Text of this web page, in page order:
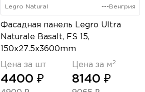
Legro Natural --- Венгрия
Фасадная панель Legro Ultra
Naturale Basalt, FS 15,
150х27.5х3600mm
Цена за шт
4400 ₽
Цена за м2
8140 ₽